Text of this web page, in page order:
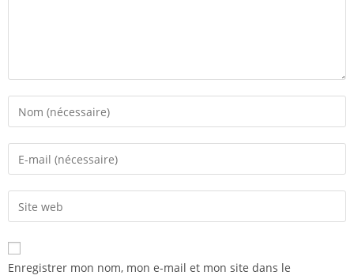
Enregistrer mon nom, mon e-mail et mon site dans le